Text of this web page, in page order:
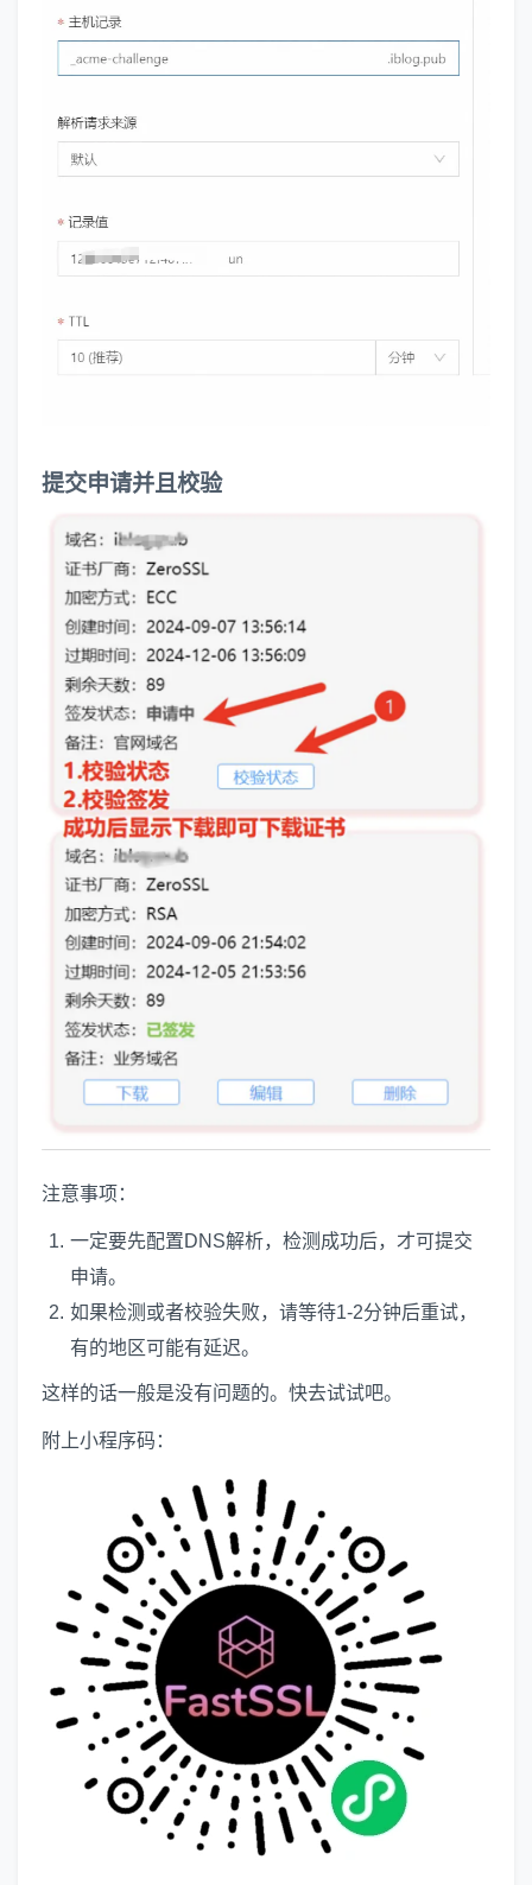
提交申请并且校验
注意事项：
一定要先配置DNS解析，检测成功后，才可提交
申请。
如果检测或者校验失败，请等待1-2分钟后重试，
有的地区可能有延迟。
这样的话一般是没有问题的。快去试试吧。
附上小程序码：